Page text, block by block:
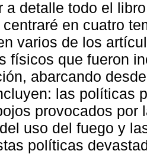
a detalle todo el
en cuatro
varios de los
físicos que fueron
abarcando
las políticas
provocados por
uso del fuego y
políticas